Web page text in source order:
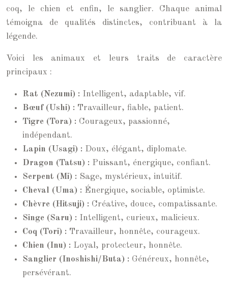
coq, le chien et enfin, le sanglier. Chaque animal
témoigna de qualités distinctes, contribuant à la
légende.
Voici les animaux et leurs traits de caractère
principaux :
Rat (Nezumi) : Intelligent, adaptable, vif.
Bœuf (Ushi) : Travailleur, fiable, patient.
Tigre (Tora) : Courageux, passionné,
indépendant.
Lapin (Usagi) : Doux, élégant, diplomate.
Dragon (Tatsu) : Puissant, énergique, confiant.
Serpent (Mi) : Sage, mystérieux, intuitif.
Cheval (Uma) : Énergique, sociable, optimiste.
Chèvre (Hitsuji) : Créative, douce, compatissante.
Singe (Saru) : Intelligent, curieux, malicieux.
Coq (Tori) : Travailleur, honnête, courageux.
Chien (Inu) : Loyal, protecteur, honnête.
Sanglier (Inoshishi/Buta) : Généreux, honnête,
persévérant.